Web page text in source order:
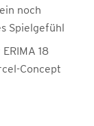
noch
Spielgefühl
18
Concept